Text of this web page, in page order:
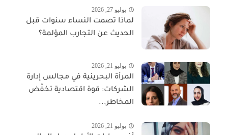
يوليو 27, 2026
لماذا تصمت النساء سنوات قبل
الحديث عن التجارب المؤلمة؟
يوليو 21, 2026
المرأة البحرينية في مجالس إدارة
الشركات: قوة اقتصادية تخفّض
المخاطر...
يوليو 21, 2026